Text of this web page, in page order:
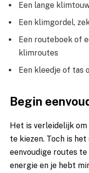
Een lange
Een klimgordel,
Een routeboek of
klimroutes
Een kleedje of tas
Begin
Het is verleidelijk om
te kiezen. Toch is
eenvoudige routes
energie en je hebt